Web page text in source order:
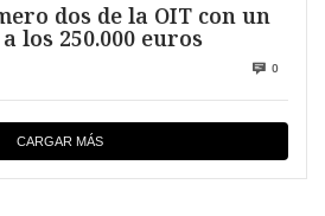
dos de la OIT con un
los 250.000 euros
0
CARGAR MÁS